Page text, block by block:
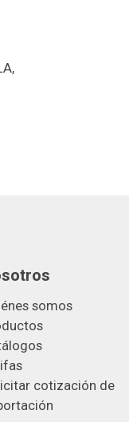
somos
cotización de
n